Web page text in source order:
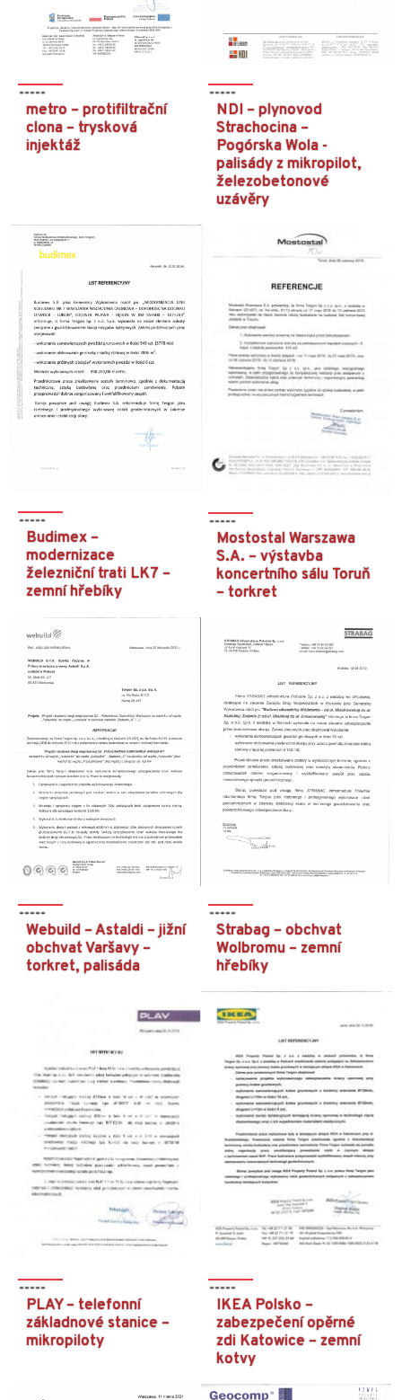
metro – protifiltrační
clona – trysková
injektáž
NDI – plynovod
Strachocina –
Pogórska Wola -
palisády z mikropilot,
železobetonové
uzávěry
Budimex –
modernizace
železniční trati LK7 –
zemní hřebíky
Mostostal Warszawa
S.A. – výstavba
koncertního sálu Toruň
– torkret
Webuild – Astaldi – jižní
obchvat Varšavy –
torkret, palisáda
Strabag – obchvat
Wolbromu – zemní
hřebíky
PLAY – telefonní
základnové stanice –
mikropiloty
IKEA Polsko –
zabezpečení opěrné
zdi Katowice – zemní
kotvy